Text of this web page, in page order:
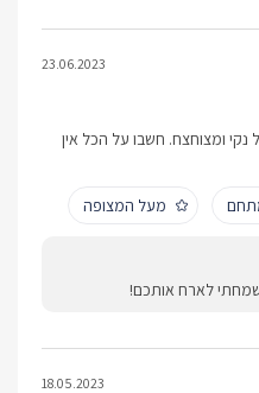
23.06.2023
ומצוחצח. חשבו על הכל אין
מעל המצופה
לארח אותכם!
18.05.2023